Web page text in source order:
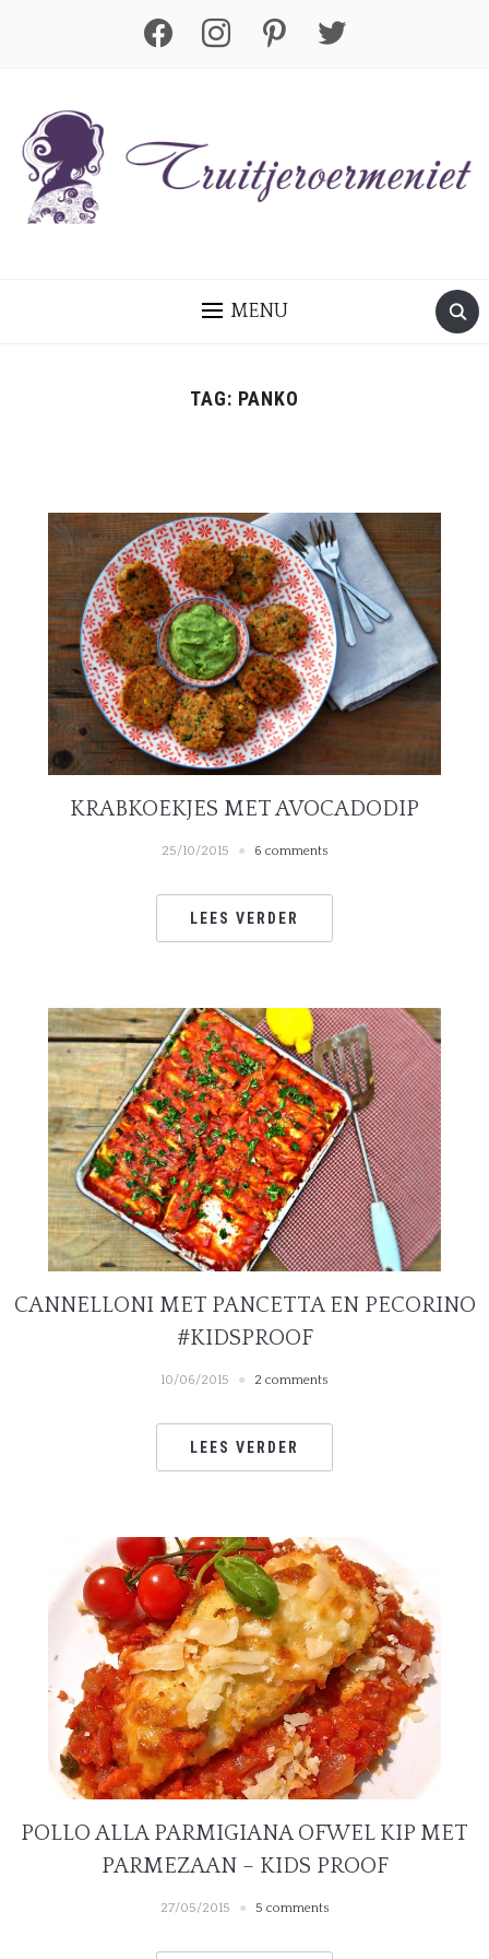
facebook instagram pinterest twitter
MENU
TAG: PANKO
KRABKOEKJES MET AVOCADODIP
25/10/2015 6 comments
LEES VERDER
CANNELLONI MET PANCETTA EN PECORINO
#KIDSPROOF
10/06/2015 2 comments
LEES VERDER
POLLO ALLA PARMIGIANA OFWEL KIP MET
PARMEZAAN – KIDS PROOF
27/05/2015 5 comments